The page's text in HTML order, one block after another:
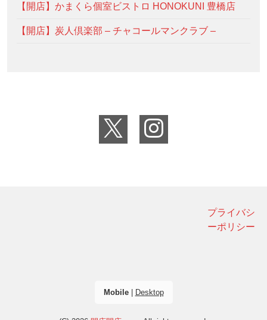
【開店】かまくら個室ビストロ HONOKUNI 豊橋店
【開店】炭人倶楽部 – チャコールマンクラブ –
プライバシ
ーポリシー
Mobile| Desktop